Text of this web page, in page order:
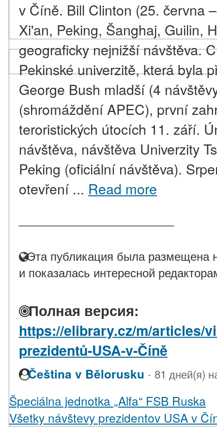
v Číně. Bill Clinton (25. června
Xi'an, Peking, Šanghaj, Guilin,
geograficky nejnižší návštěva.
Pekinské univerzitě, která byla
George Bush mladší (4
(shromáždění APEC), první
teroristických útocích 11. září.
návštěva, návštěva Univerzity
Peking (oficiální návštěva).
otevření ... Read more
Эта публикация была размещена
и показалась интересной
Полная версия:
https://elibrary.cz/m/articles/
prezidentů-USA-v-Číně
Čeština v Bělorusku · 81 дней(я)
Špeciálna jednotka „Alfa“ FSB Ruska
Všetky návštevy prezidentov USA v